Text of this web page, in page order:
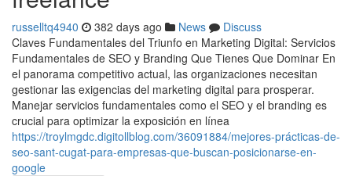
russelltq4940 382 days ago News
Discuss
Claves Fundamentales del Triunfo en Marketing Digital: Servicios
Fundamentales de SEO y Branding Que Tienes Que Dominar En
el panorama competitivo actual, las organizaciones necesitan
gestionar las exigencias del marketing digital para prosperar.
Manejar servicios fundamentales como el SEO y el branding es
crucial para optimizar la exposición en línea
https://troylmgdc.digitollblog.com/36091884/mejores-prácticas-de-
seo-sant-cugat-para-empresas-que-buscan-posicionarse-en-
google